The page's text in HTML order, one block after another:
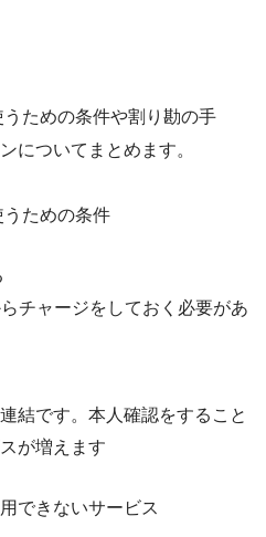
ための条件や割り勘の手
についてまとめます。
うための条件
チャージをしておく必要があ
結です。本人確認をすること
が増えます
できないサービス